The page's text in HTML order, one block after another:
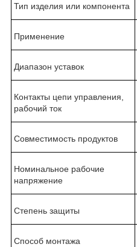
Тип изделия или компонента
Применение
Диапазон уставок
Контакты цепи управления,
рабочий ток
Совместимость продуктов
Номинальное рабочие
напряжение
Степень защиты
Способ монтажа